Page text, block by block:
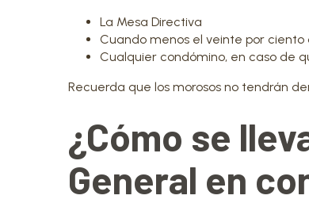
La Mesa Directiva
Cuando menos el veinte por
Cualquier condómino, en caso de
Recuerda que los morosos no tendrán
¿Cómo se
General en